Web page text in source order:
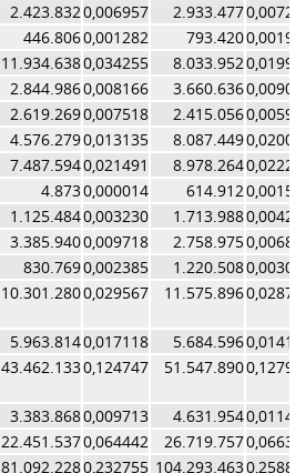
2.423.8320,006957 2.933.477
446.8060,001282 793.420
11.934.6380,034255 8.033.952
2.844.9860,008166 3.660.636
2.619.2690,007518 2.415.056
4.576.2790,013135 8.087.449
7.487.5940,021491 8.978.264
4.8730,000014 614.912
1.125.4840,003230 1.713.988
3.385.9400,009718 2.758.975
830.7690,002385 1.220.508
10.301.2800,029567 11.575.896
5.963.8140,017118 5.684.596
43.462.1330,124747 51.547.890
3.383.8680,009713 4.631.954
22.451.5370,064442 26.719.757
81.092.2280,232755 104.293.463